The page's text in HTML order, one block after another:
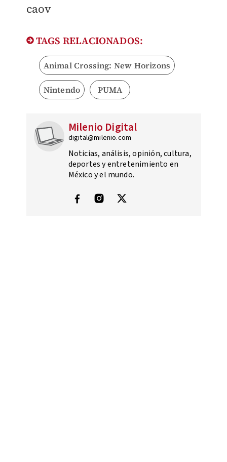
caov
TAGS RELACIONADOS:
Animal Crossing: New Horizons
Nintendo PUMA
Milenio Digital
digital@milenio.com
Noticias, análisis, opinión, cultura,
deportes y entretenimiento en
México y el mundo.